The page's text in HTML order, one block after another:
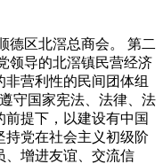
德区北滘总商会。 第二
领导的北滘镇民营经济
营利性的民间团体组
守国家宪法、法律、法
提下，以建设有中国
持党在社会主义初级阶
、增进友谊、交流信